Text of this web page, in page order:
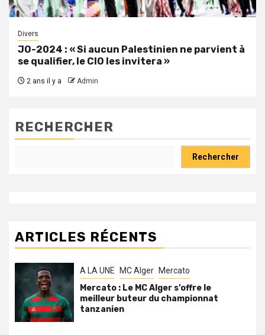
Divers
JO-2024 : « Si aucun Palestinien ne parvient à
se qualifier, le CIO les invitera »
2 ans il y a Admin
RECHERCHER
Rechercher
ARTICLES RÉCENTS
A LA UNE MC Alger Mercato
Mercato : Le MC Alger s’offre le
meilleur buteur du championnat
tanzanien